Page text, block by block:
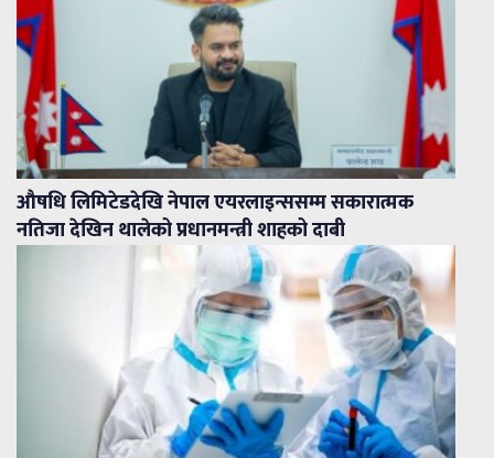
औषधि लिमिटेडदेखि नेपाल एयरलाइन्ससम्म सकारात्मक
नतिजा देखिन थालेको प्रधानमन्त्री शाहको दाबी